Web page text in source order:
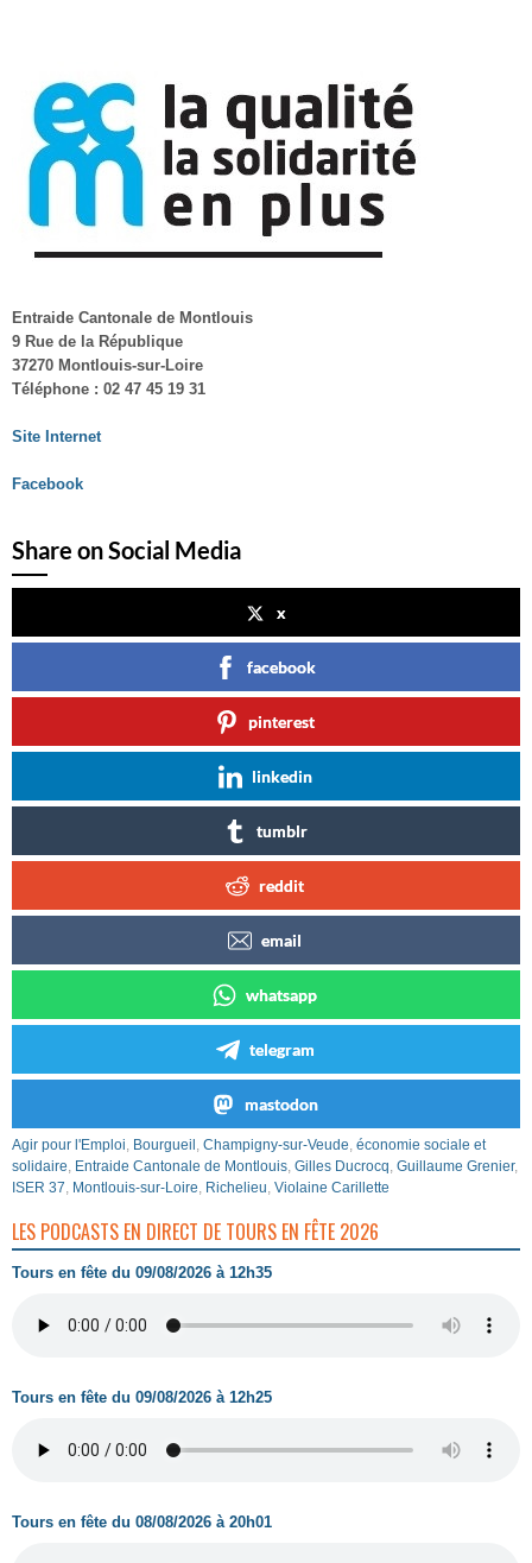
Entraide Cantonale de Montlouis
9 Rue de la République
37270 Montlouis-sur-Loire
Téléphone : 02 47 45 19 31
Site Internet
Facebook
Share on Social Media
x
facebook
pinterest
linkedin
tumblr
reddit
email
whatsapp
telegram
mastodon
Agir pour l'Emploi, Bourgueil , Champigny-sur-Veude, économie sociale et
solidaire, Entraide Cantonale de Montlouis, Gilles Ducrocq, Guillaume Grenier,
ISER 37, Montlouis-sur-Loire, Richelieu, Violaine Carillette
LES PODCASTS EN DIRECT DE TOURS EN FÊTE 2026
Tours en fête du 09/08/2026 à 12h35
Tours en fête du 09/08/2026 à 12h25
Tours en fête du 08/08/2026 à 20h01